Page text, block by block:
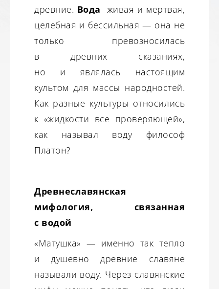
древние. Вода живая и мертвая,
целебная и бессильная — она не
только превозносилась
в древних сказаниях,
но и являлась настоящим
культом для массы народностей.
Как разные культуры относились
к «жидкости все проверяющей»,
как называл воду философ
Платон?
Древнеславянская
мифология, связанная
с водой
«Матушка» — именно так тепло
и душевно древние славяне
называли воду. Через славянские